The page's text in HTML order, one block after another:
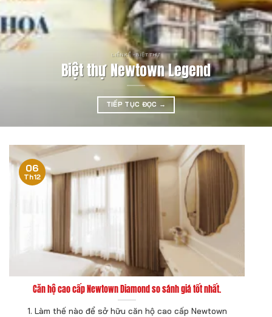
LIỀN KỀ - BIỆT THỰ
Biệt thự Newtown Legend
TIẾP TỤC ĐỌC →
Căn hộ cao cấp Newtown Diamond so sánh giá tốt nhất.
1. Làm thế nào để sở hữu căn hộ cao cấp Newtown
06
Th12